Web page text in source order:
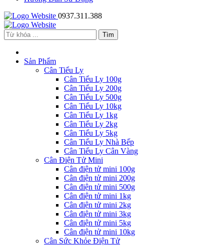
0937.311.388
Sản Phẩm
Cân Tiểu Ly
Cân Tiểu Ly 100g
Cân Tiểu Ly 200g
Cân Tiểu Ly 500g
Cân Tiểu Ly 10kg
Cân Tiểu Ly 1kg
Cân Tiểu Ly 2kg
Cân Tiểu Ly 5kg
Cân Tiểu Ly Nhà Bếp
Cân Tiểu Ly Cân Vàng
Cân Điện Tử Mini
Cân điện tử mini 100g
Cân điện tử mini 200g
Cân điện tử mini 500g
Cân điện tử mini 1kg
Cân điện tử mini 2kg
Cân điện tử mini 3kg
Cân điện tử mini 5kg
Cân điện tử mini 10kg
Cân Sức Khỏe Điện Tử